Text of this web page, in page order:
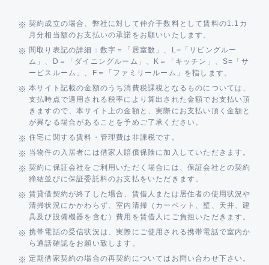
契約成立の場合、弊社に対して仲介手数料として賃料の1.1カ
月分相当額のお支払いの承諾をお願いいたします。
間取り表記の詳細：数字＝「居室数」、L=「リビングルー
ム」、D＝「ダイニングルーム」、K＝「キッチン」、S=「サ
ービスルーム」、F＝「ファミリールーム」を指します。
本サイト記載の金額のうち消費税課税となるものについては、
支払時点で適用される税率により算出された金額でお支払い頂
きますので、本サイト上の金額と、実際にお支払い頂く金額と
が異なる場合があることを予めご了承ください。
住宅に関する賃料・管理費は非課税です。
当物件の入居者には借家人賠償保険に加入していただきます。
契約に保証会社をご利用いただく場合には、保証会社との契約
締結並びに保証委託料のお支払をいただきます。
賃貸借契約が終了した場合、賃借人または居住者の使用状況や
清掃状況にかかわらず、室内清掃（カーペット、壁、天井、建
具及び設備機器を含む）費用を賃借人にご負担いただきます。
携帯電話の受信状況は、実際にご使用される携帯電話で室内か
ら通話確認をお願い致します。
定期借家契約の場合の再契約についてはお問い合わせ下さい。